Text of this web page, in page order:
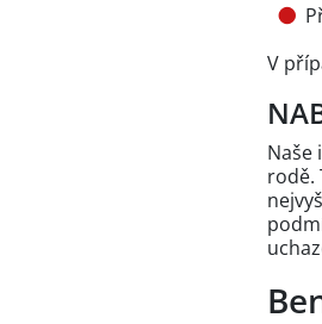
V
Naše
rodě.